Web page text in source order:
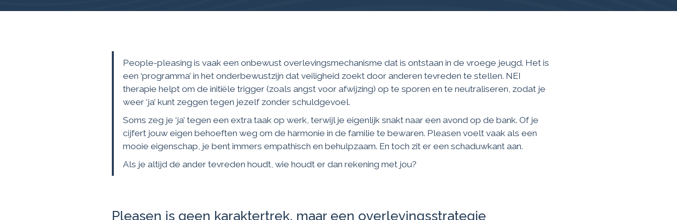
People-pleasing is vaak een onbewust overlevingsmechanisme dat is ontstaan in de vroege jeugd. Het is
een ‘programma’ in het onderbewustzijn dat veiligheid zoekt door anderen tevreden te stellen. NEI
therapie helpt om de initiële trigger (zoals angst voor afwijzing) op te sporen en te neutraliseren, zodat je
weer ‘ja’ kunt zeggen tegen jezelf zonder schuldgevoel.
Soms zeg je ‘ja’ tegen een extra taak op werk, terwijl je eigenlijk snakt naar een avond op de bank. Of je
cijfert jouw eigen behoeften weg om de harmonie in de familie te bewaren. Pleasen voelt vaak als een
mooie eigenschap, je bent immers empathisch en behulpzaam. En toch zit er een schaduwkant aan.
Als je altijd de ander tevreden houdt, wie houdt er dan rekening met jou?
Pleasen is geen karaktertrek, maar een overlevingsstrategie